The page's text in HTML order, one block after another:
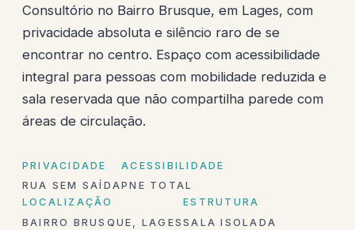
Consultório no Bairro Brusque, em Lages, com
privacidade absoluta e silêncio raro de se
encontrar no centro. Espaço com acessibilidade
integral para pessoas com mobilidade reduzida e
sala reservada que não compartilha parede com
áreas de circulação.
PRIVACIDADE
RUA SEM SAÍDA
ACESSIBILIDADE
PNE TOTAL
LOCALIZAÇÃO
BAIRRO BRUSQUE, LAGES
ESTRUTURA
SALA ISOLADA